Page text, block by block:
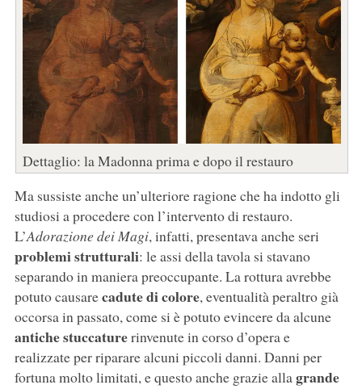
Dettaglio: la Madonna prima e dopo il restauro
Ma sussiste anche un’ulteriore ragione che ha indotto gli
studiosi a procedere con l’intervento di restauro.
L’Adorazione dei Magi, infatti, presentava anche seri
problemi strutturali: le assi della tavola si stavano
separando in maniera preoccupante. La rottura avrebbe
potuto causarecadute di colore, eventualità peraltro già
occorsa in passato, come si è potuto evincere da alcune
antiche stuccaturerinvenute in corso d’opera e
realizzate per riparare alcuni piccoli danni. Danni per
fortuna molto limitati, e questo anche grazie allagrande